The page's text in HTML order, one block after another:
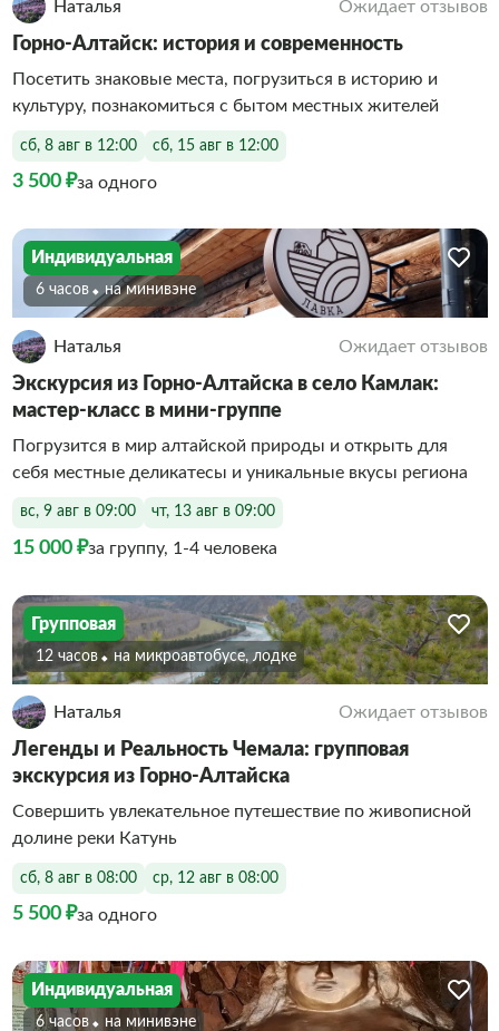
Наталья Ожидает отзывов
Горно-Алтайск: история и современность
Посетить знаковые места, погрузиться в историю и
культуру, познакомиться с бытом местных жителей
сб, 8 авг в 12:00 сб, 15 авг в 12:00
3 500 ₽за одного
Индивидуальная
6 часов На минивэне
Наталья Ожидает отзывов
Экскурсия из Горно-Алтайска в село Камлак:
мастер-класс в мини-группе
Погрузится в мир алтайской природы и открыть для
себя местные деликатесы и уникальные вкусы региона
вс, 9 авг в 09:00 чт, 13 авг в 09:00
15 000 ₽за группу, 1-4 человека
Групповая
12 часов На микроавтобусе, лодке
Наталья Ожидает отзывов
Легенды и Реальность Чемала: групповая
экскурсия из Горно-Алтайска
Совершить увлекательное путешествие по живописной
долине реки Катунь
сб, 8 авг в 08:00 ср, 12 авг в 08:00
5 500 ₽за одного
Индивидуальная
6 часов На минивэне